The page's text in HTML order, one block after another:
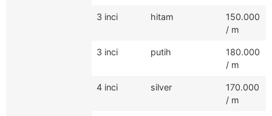
3 inci hitam
150.000
/ m
3 inci putih
180.000
/ m
4 inci silver
170.000
/ m